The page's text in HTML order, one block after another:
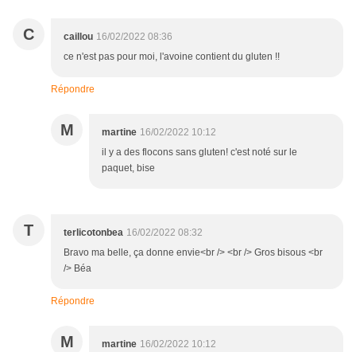
C caillou 16/02/2022 08:36
ce n'est pas pour moi, l'avoine contient du gluten !!
Répondre
M martine 16/02/2022 10:12
il y a des flocons sans gluten! c'est noté sur le
paquet, bise
T terlicotonbea 16/02/2022 08:32
Bravo ma belle, ça donne envie<br /> <br /> Gros bisous <br
/> Béa
Répondre
M martine 16/02/2022 10:12